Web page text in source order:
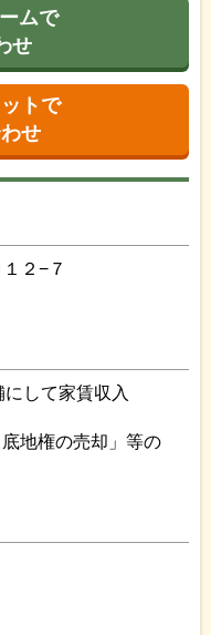
ムで
せ
トで
せ
２−７
して家賃収入
地権の売却」等の